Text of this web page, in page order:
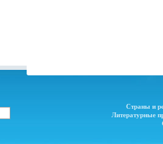
Страны и
Литературные